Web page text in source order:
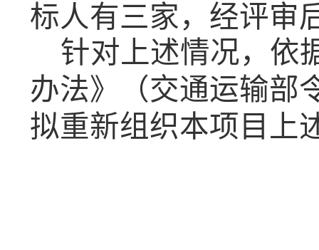
标人有三家，经评审
针对上述情况，依
办法》（交通运输部
拟重新组织本项目上